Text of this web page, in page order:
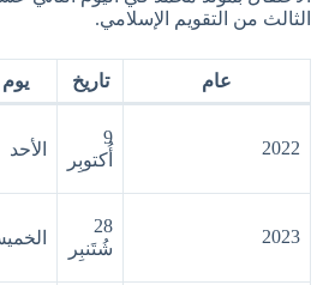
الثالث من التقويم الإسلامي.
عام تاريخ يوم
2022
9
أُكتوبِر
الأحد
2023
28
شُتَنبِر